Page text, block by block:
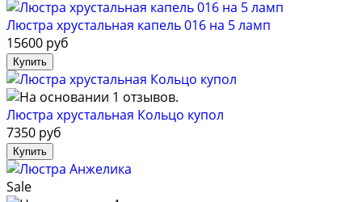
Люстра хрустальная капель 016 на 5 ламп
15600 руб
Люстра хрустальная Кольцо купол
7350 руб
Sale